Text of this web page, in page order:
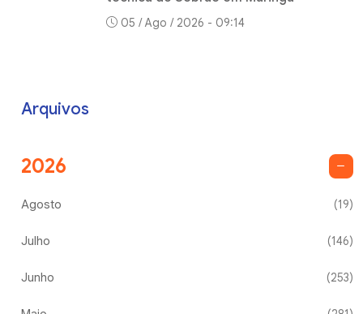
05 / Ago / 2026 - 09:14
Arquivos
2026
Agosto (19)
Julho (146)
Junho (253)